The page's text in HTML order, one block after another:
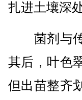
扎进土壤深
菌剂与传
其后，叶色
但出苗整齐